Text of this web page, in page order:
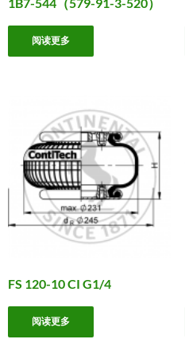
阅读更多
FS 120-10 CI G1/4
阅读更多